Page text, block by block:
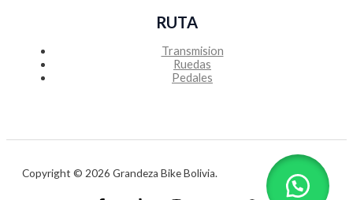
RUTA
Transmision
Ruedas
Pedales
Copyright © 2026 Grandeza Bike Bolivia.